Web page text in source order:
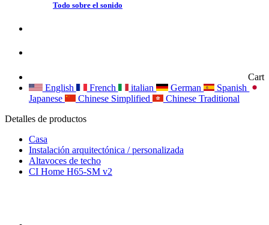
Todo sobre el sonido
Cart
English
French italian German
Spanish
Japanese
Chinese Simplified
Chinese Traditional
Detalles de productos
Casa
Instalación arquitectónica / personalizada
Altavoces de techo
CI Home H65-SM v2